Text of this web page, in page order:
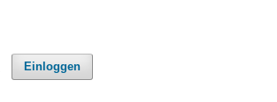
Einloggen